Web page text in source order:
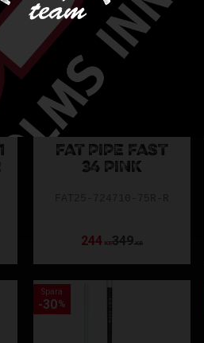
FAT PIPE FAST
34 PINK
244 KR349KR
Spara
30%